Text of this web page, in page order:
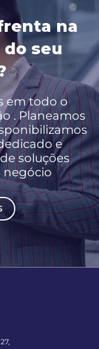
na
seu
em todo o
. Planeamos
e
soluções
negócio